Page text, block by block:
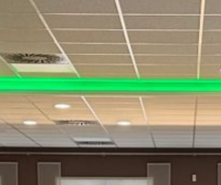
Kegelbahn
Kontakt
Vereinslokal